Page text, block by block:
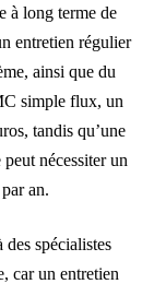
à long terme de
entretien régulier
ainsi que du
simple flux, un
tandis qu’une
nécessiter un
an.
spécialistes
car un entretien